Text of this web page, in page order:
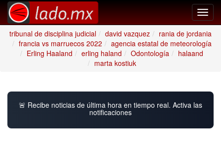
tribunal de disciplina judicial
david vazquez
rania de jordania
francia vs marruecos 2022
agencia estatal de meteorología
Erling Haaland
erling haland Odontología
halaand
marta kostiuk
🚨 Recibe noticias de última hora en tiempo real. Activa las
notificaciones